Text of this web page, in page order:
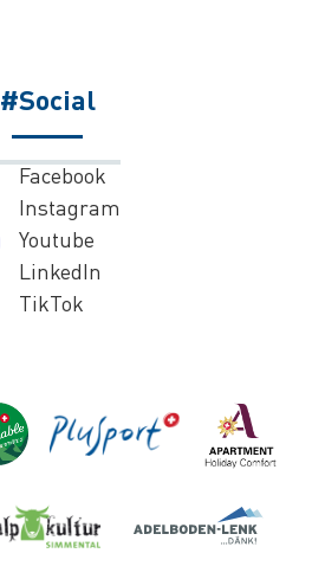
#Social
Facebook
Instagram
Youtube
LinkedIn
TikTok